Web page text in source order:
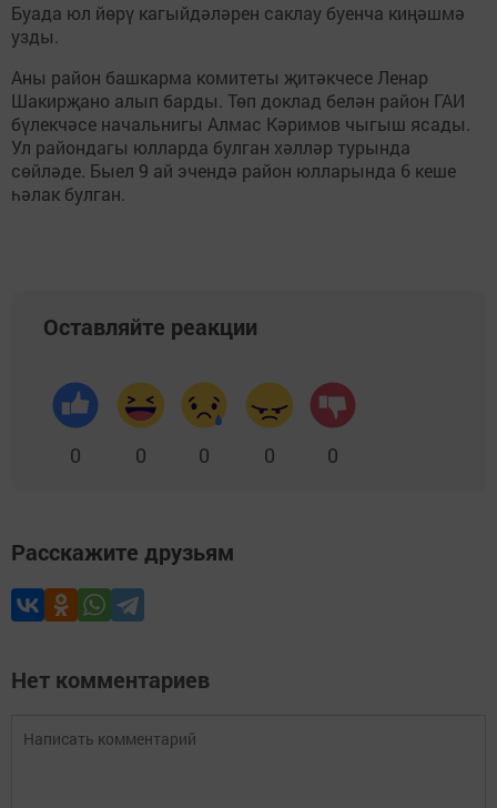
Буада юл йөрү кагыйдәләрен саклау буенча киңәшмә
узды.
Аны район башкарма комитеты җитәкчесе Ленар
Шакирҗано алып барды. Төп доклад белән район ГАИ
бүлекчәсе начальнигы Алмас Кәримов чыгыш ясады.
Ул райондагы юлларда булган хәлләр турында
сөйләде. Быел 9 ай эчендә район юлларында 6 кеше
һәлак булган.
Оставляйте реакции
0 0 0 0 0
Расскажите друзьям
Нет комментариев